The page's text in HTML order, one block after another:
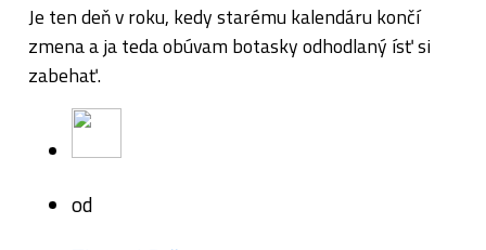
Je ten deň v roku, kedy starému kalendáru končí
zmena a ja teda obúvam botasky odhodlaný ísť si
zabehať.
od